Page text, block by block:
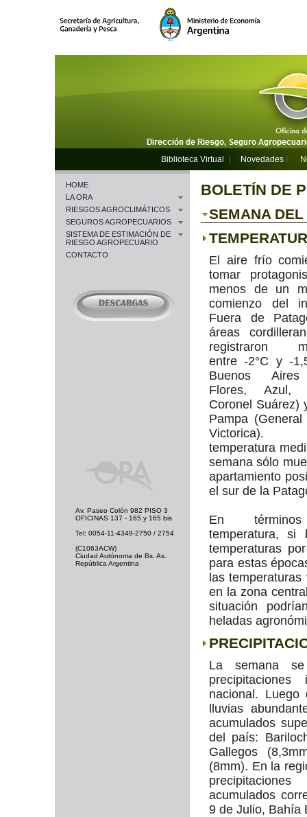
Biblioteca Virtual Novedades
HOME
LA ORA
RIESGOS AGROCLIMÁTICOS
SEGUROS AGROPECUARIOS
SISTEMA DE ESTIMACIÓN DE
RIESGO AGROPECUARIO
CONTACTO
BOLETÍN DE
SEMANA
El aire frío
tomar
menos de un
comienzo del
Fuera de
áreas
registraron
entre -2°C y -
Buenos
Flores, Azul,
Coronel Suárez)
Pampa
temperatura
semana sólo
apartamiento
el sur de la
En
temperatura,
temperaturas
para estas
las
en la zona
situación
heladas
La semana
nacional.
lluvias
acumulados
del país:
Gallegos
(8mm). En la
acumulados
9 de Julio, Bahía
Av. Paseo Colón 982 PISO 3
OFICINAS 137 - 165 y 165 bis
Tel: 0054-11-4349-2750 / 2754
(C1063ACW)
Ciudad Autónoma de Bs. As.
República Argentina